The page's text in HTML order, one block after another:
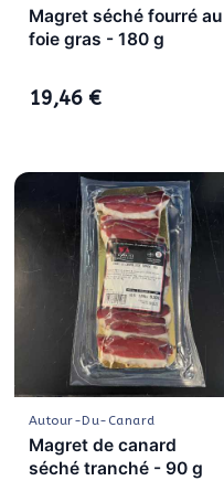
Magret séché fourré au
foie gras - 180 g
19,46 €
Autour-Du-Canard
Magret de canard
séché tranché - 90 g